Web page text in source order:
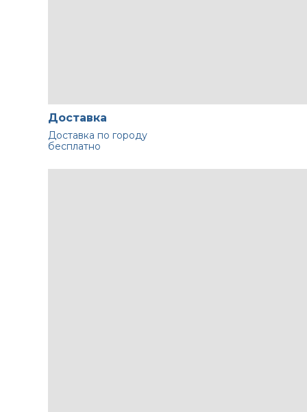
Доставка
Доставка по городу
бесплатно